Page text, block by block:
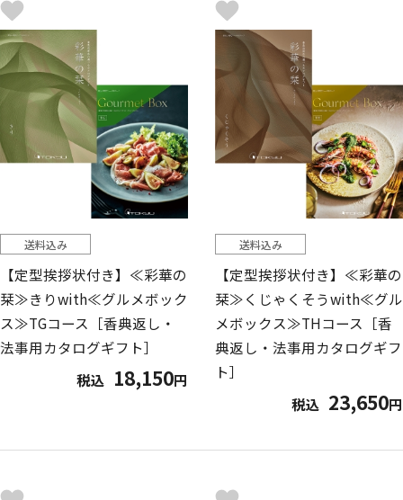
送料込み
【定型挨拶状付き】≪彩華の
栞≫きりwith≪グルメボック
ス≫TGコース［香典返し・
法事用カタログギフト］
税込 18,150円
送料込み
【定型挨拶状付き】≪彩華の
栞≫くじゃくそうwith≪グル
メボックス≫THコース［香
典返し・法事用カタログギフ
ト］
税込 23,650円